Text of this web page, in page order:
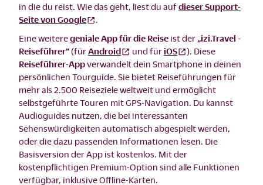
in die du reist. Wie das geht, liest du aufdieser Support-
Seite von Google
Eine weiteregeniale App für die Reise ist der „izi.Travel -
Reiseführer”(für Android und für iOS
). Diese
Reiseführer-Appverwandelt dein Smartphone in deinen
persönlichen Tourguide. Sie bietet Reiseführungen für
mehr als 2.500 Reiseziele weltweit und ermöglicht
selbstgeführte Touren mit GPS-Navigation. Du kannst
Audioguides nutzen, die bei interessanten
Sehenswürdigkeiten automatisch abgespielt werden,
oder die dazu passenden Informationen lesen. Die
Basisversion der App ist kostenlos. Mit der
kostenpflichtigen Premium-Option sind alle Funktionen
verfügbar, inklusive Offline-Karten.